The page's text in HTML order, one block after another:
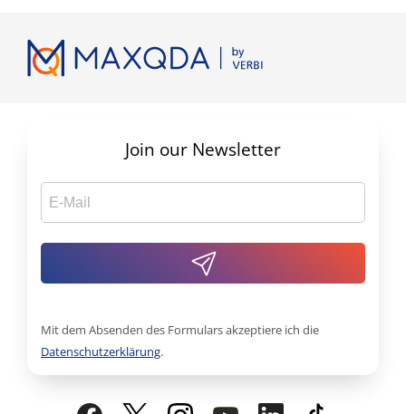
Join our Newsletter
Mit dem Absenden des Formulars akzeptiere ich die
Datenschutzerklärung.